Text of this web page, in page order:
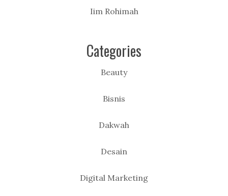
Iim Rohimah
Categories
Beauty
Bisnis
Dakwah
Desain
Digital Marketing